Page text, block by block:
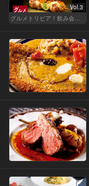
Vol.3
グルメトリビア！飲み会やデートで会話のネタになるQ＆A